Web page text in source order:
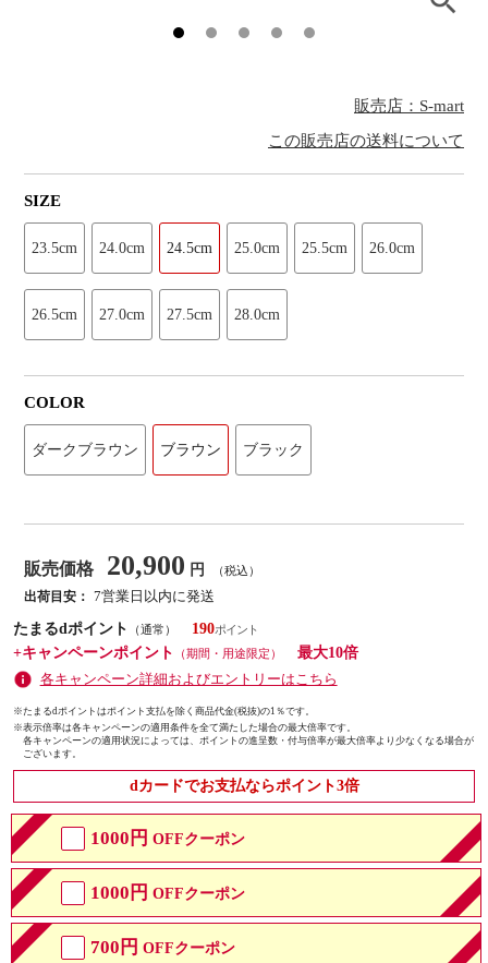
販売店：S-mart
この販売店の送料について
SIZE
23.5cm 24.0cm 24.5cm 25.0cm 25.5cm 26.0cm
26.5cm 27.0cm 27.5cm 28.0cm
COLOR
ダークブラウン ブラウン ブラック
販売価格 20,900 円 （税込）
出荷目安： 7営業日以内に発送
たまるdポイント
（通常）
190
+キャンペーンポイント
（期間・用途限定）
最大10倍
各キャンペーン詳細およびエントリーはこちら
※たまるdポイントはポイント支払を除く商品代金(税抜)の1％です。
※表示倍率は各キャンペーンの適用条件を全て満たした場合の最大倍率です。
各キャンペーンの適用状況によっては、ポイントの進呈数・付与倍率が最大倍率より少なくなる場合が
ございます。
dカードでお支払ならポイント3倍
1000円 OFFクーポン
1000円 OFFクーポン
700円 OFFクーポン